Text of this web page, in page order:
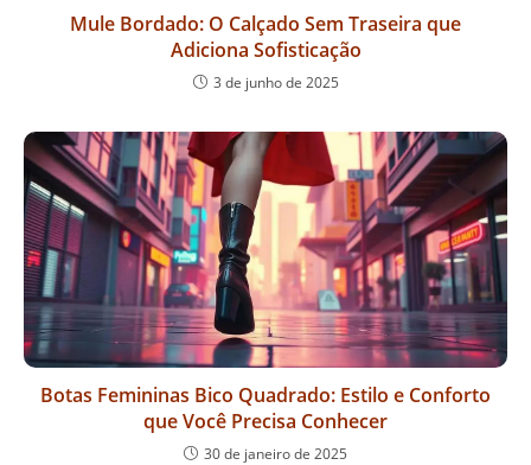
Mule Bordado: O Calçado Sem Traseira que
Adiciona Sofisticação
3 de junho de 2025
Botas Femininas Bico Quadrado: Estilo e Conforto
que Você Precisa Conhecer
30 de janeiro de 2025